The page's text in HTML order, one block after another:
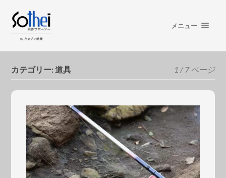
メニュー
カテゴリー:道具 1 / 7 ページ